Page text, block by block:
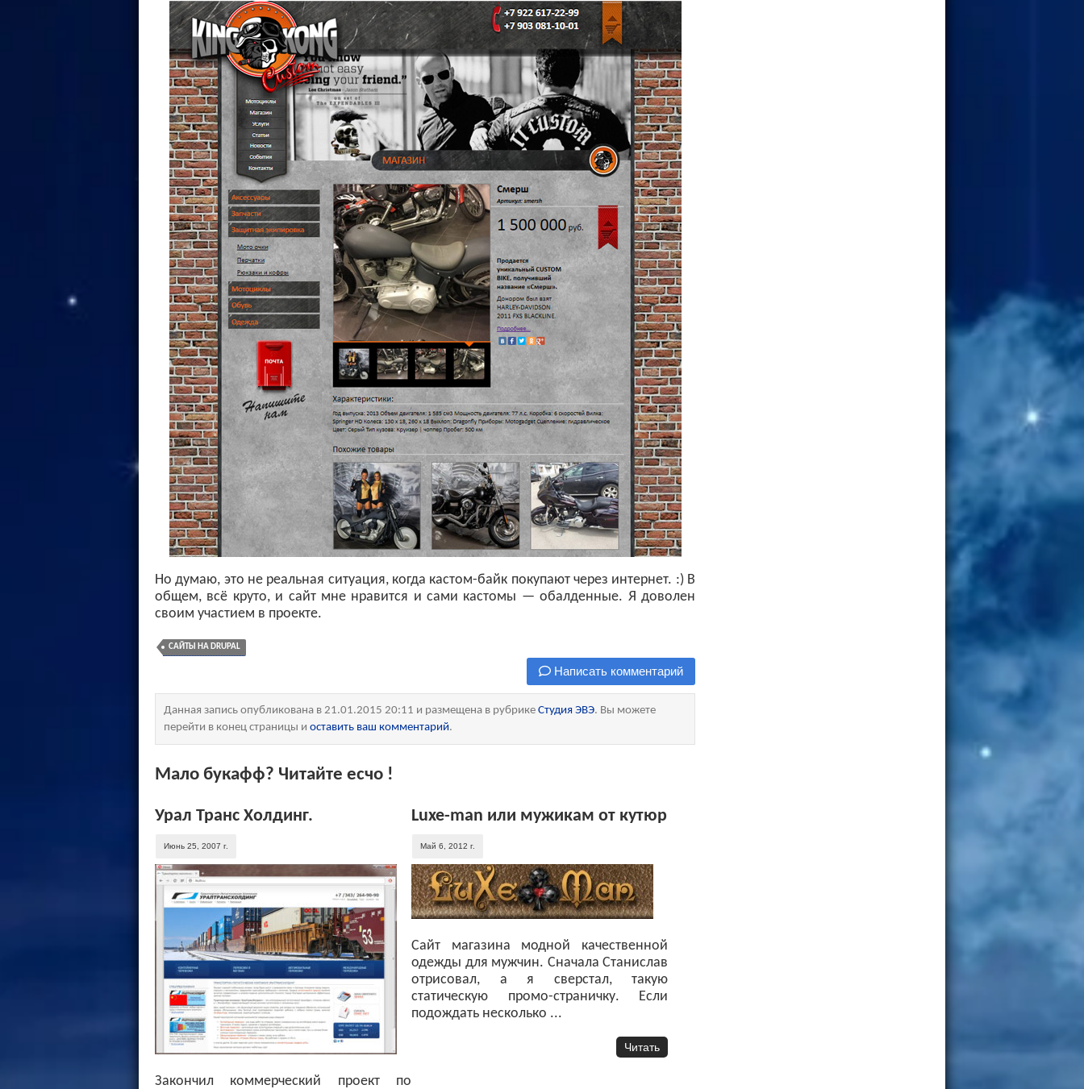
Но думаю, это не реальная ситуация, когда кастом-байк покупают через интернет. :) В
общем, всё круто, и сайт мне нравится и сами кастомы — обалденные. Я доволен
своим участием в проекте.
САЙТЫ НА DRUPAL
Написать комментарий
Данная запись опубликована в 21.01.2015 20:11 и размещена в рубрике Студия ЭВЭ. Вы можете
перейти в конец страницы и оставить ваш комментарий.
Мало букафф? Читайте есчо !
Урал Транс Холдинг.
Июнь 25, 2007 г.
Закончил коммерческий проект по
Luxe-man или мужикам от кутюр
Май 6, 2012 г.
Сайт магазина модной качественной
одежды для мужчин. Сначала Станислав
отрисовал, а я сверстал, такую
статическую промо-страничку. Если
подождать несколько ...
Читать